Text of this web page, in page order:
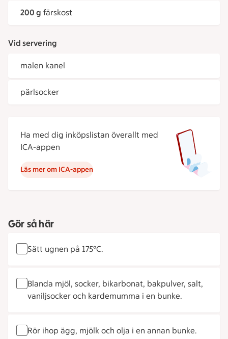
200 g färskost
Vid servering
malen kanel
pärlsocker
Ha med dig inköpslistan överallt med
ICA-appen
Läs mer om ICA-appen
Gör så här
Sätt ugnen på 175°C.
Blanda mjöl, socker, bikarbonat, bakpulver, salt,
vaniljsocker och kardemumma i en bunke.
Rör ihop ägg, mjölk och olja i en annan bunke.